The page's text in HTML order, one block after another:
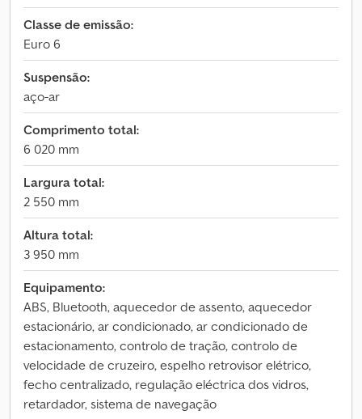
Classe de emissão:
Euro 6
Suspensão:
aço-ar
Comprimento total:
6 020 mm
Largura total:
2 550 mm
Altura total:
3 950 mm
Equipamento:
ABS, Bluetooth, aquecedor de assento, aquecedor
estacionário, ar condicionado, ar condicionado de
estacionamento, controlo de tração, controlo de
velocidade de cruzeiro, espelho retrovisor elétrico,
fecho centralizado, regulação eléctrica dos vidros,
retardador, sistema de navegação